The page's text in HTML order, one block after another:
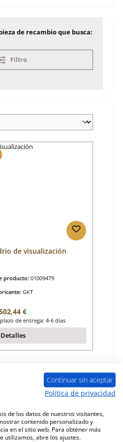
de recambio que busca:
Filtro
de visualización
producto: 01009479
GKT
Precio normal:
€
de entrega: 4-6 días
Detalles
Continuar sin aceptar
Política de privacidad
de los datos de nuestros visitantes,
contenido personalizado y
en el sitio web. Para obtener más
utilizamos, abre los ajustes.